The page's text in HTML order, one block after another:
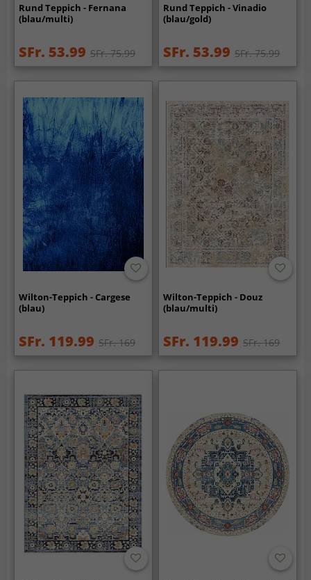
Rund Teppich - Fernana
(blau/multi)
SFr. 53.99 SFr. 75.99
Rund Teppich - Vinadio
(blau/gold)
SFr. 53.99 SFr. 75.99
Wilton-Teppich - Cargese
(blau)
SFr. 119.99 SFr. 169
Wilton-Teppich - Douz
(blau/multi)
SFr. 119.99 SFr. 169